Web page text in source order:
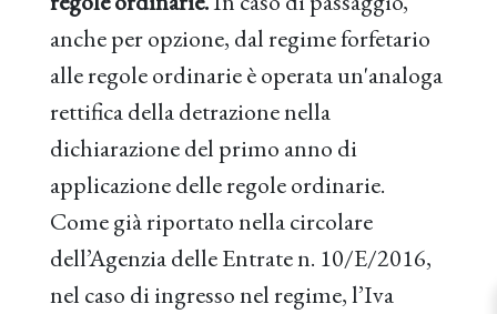
anche per opzione, dal regime forfetario
alle regole ordinarie è operata un'analoga
rettifica della detrazione nella
dichiarazione del primo anno di
applicazione delle regole ordinarie.
Come già riportato nella circolare
dell’Agenzia delle Entrate n. 10/E/2016,
nel caso di ingresso nel regime, l’Iva